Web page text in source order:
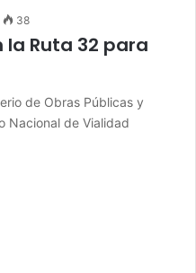
38
Ruta 32 para
de Obras Públicas y
Nacional de Vialidad